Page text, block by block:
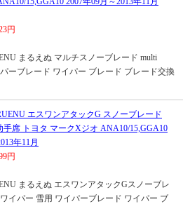
円
まるえぬ マルチスノーブレード multi
ーブレード ワイパー ブレード ブレード交換
エスワンアタックG スノーブレード
手席 トヨタ マークXジオ ANA10/15,GGA10
年11月
円
まるえぬ エスワンアタックGスノーブレ
ワイパー 雪用 ワイパーブレード ワイパー ブ